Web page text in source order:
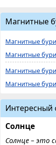
Магнитные
Магнитные
Магнитные
Магнитные бури
Магнитные
Интересный
Солнце
Солнце – это